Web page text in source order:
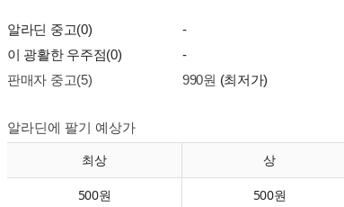
알라딘 중고(0)
-
이 광활한 우주점(0)
-
판매자 중고(5)
990원 (최저가)
알라딘에 팔기 예상가
최상 상
500원 500원